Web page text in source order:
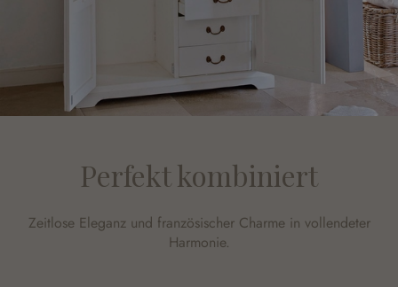
Perfekt kombiniert
Zeitlose Eleganz und französischer Charme in vollendeter
Harmonie.